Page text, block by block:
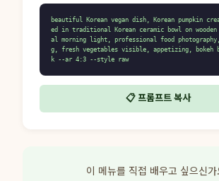
beautiful Korean vegan dish, Korean pumpkin
ed in traditional Korean ceramic bowl on
al morning light, professional food
g, fresh vegetables visible, appetizing, bokeh
k --ar 4:3 --style raw
📋 프롬프트 복사
이 메뉴를 직접 배우고 싶으신가